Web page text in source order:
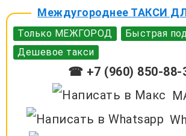
Междугороднее ТАКСИ
Только МЕЖГОРОД
Быстрая
Дешевое такси
☎ +7 (960) 850-88-